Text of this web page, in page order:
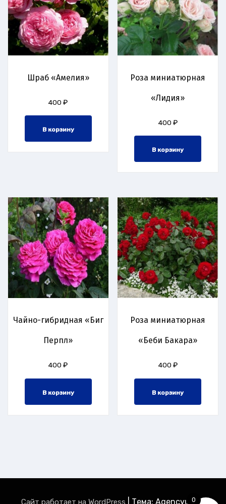
Шраб «Амелия»
400₽
В корзину
Роза миниатюрная
«Лидия»
400 ₽
В корзину
Чайно-гибридная «Биг
Перпл»
400₽
В корзину
Роза миниатюрная
«Беби Бакара»
400 ₽
В корзину
Сайт работает на WordPress Тема: Agencyup by
0